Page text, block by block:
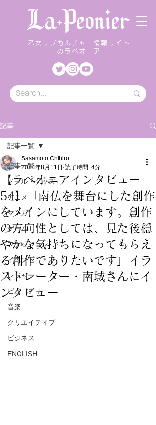
乙女サブカルチャー情報サイト
のラペオニア
記事
記事一覧
ドール・グッズ
アニメ
マンガ
ゲーム
ファッション
イベント
レジャー
ビューティー
音楽
クリエイティブ
ビジネス
ENGLISH
記事一覧
【ラペオニアインタビュー
54】「南仏を舞台にした創作
をメインにしています。創作
の方向性としては、見た後穏
やかな気持ちになってもらえ
る創作でありたいです」イラ
ストレーター・南城さんにイ
ンタビュー
Sasamoto Chihiro
2024年8月11日 読了時間: 4分